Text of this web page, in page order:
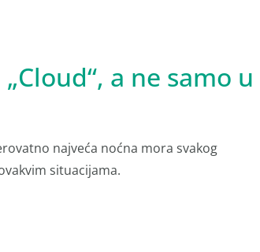
a ne samo u
najveća noćna mora svakog
situacijama.